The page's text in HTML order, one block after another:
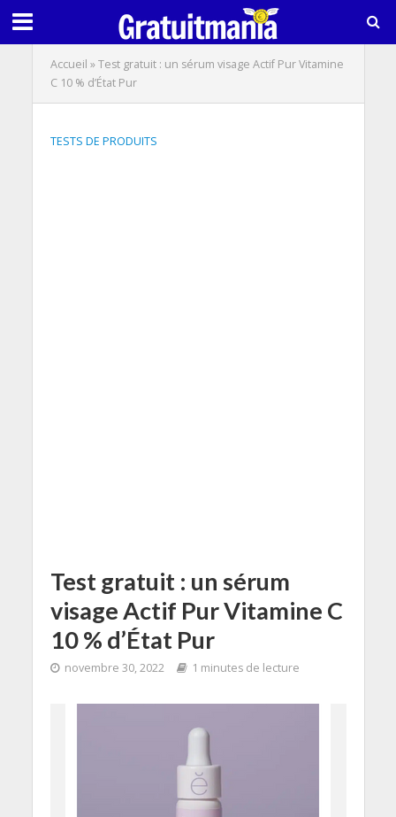
Accueil »Test gratuit : un sérum visage Actif Pur Vitamine
C 10 % d’État Pur
TESTS DE PRODUITS
Test gratuit : un sérum
visage Actif Pur Vitamine C
10 % d’État Pur
novembre 30, 2022 1 minutes de lecture